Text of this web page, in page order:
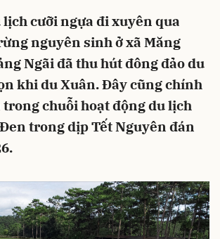
lịch cưỡi ngựa đi xuyên qua
nguyên sinh ở xã Măng
Ngãi đã thu hút đông đảo du
khi du Xuân. Đây cũng chính
chuỗi hoạt động du lịch
trong dịp Tết Nguyên đán
Hủy Gửi